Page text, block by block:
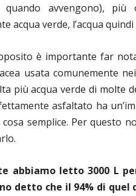
avvengono), più
acqua verde, l’acqua
è importante far
usata comunemente
più acqua verde di molte
asfaltato ha
semplice. Per questo
abbiamo letto 3000 L
detto che il 94% di